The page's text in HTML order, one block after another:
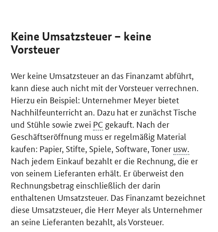
Keine Umsatzsteuer – keine
Vorsteuer
Wer keine Umsatzsteuer an das Finanzamt abführt,
kann diese auch nicht mit der Vorsteuer verrechnen.
Hierzu ein Beispiel: Unternehmer Meyer bietet
Nachhilfeunterricht an. Dazu hat er zunächst Tische
und Stühle sowie zwei PC gekauft. Nach der
Geschäftseröffnung muss er regelmäßig Material
kaufen: Papier, Stifte, Spiele, Software, Toner usw.
Nach jedem Einkauf bezahlt er die Rechnung, die er
von seinem Lieferanten erhält. Er überweist den
Rechnungsbetrag einschließlich der darin
enthaltenen Umsatzsteuer. Das Finanzamt bezeichnet
diese Umsatzsteuer, die Herr Meyer als Unternehmer
an seine Lieferanten bezahlt, als Vorsteuer.